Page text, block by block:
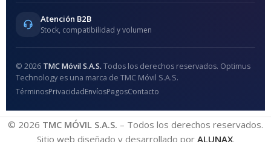
Atención B2B
Stock, compatibilidad y volumen
© 2026 TMC Móvil S.A.S. Todos los derechos reservados. Optimus
Technology es una marca de TMC Móvil S.A.S.
TérminosPrivacidadEnvíosPagosContacto
© 2026 TMC MÓVIL S.A.S. – Todos los derechos reservados.
Sitio web diseñado y desarrollado por ALUNAX.